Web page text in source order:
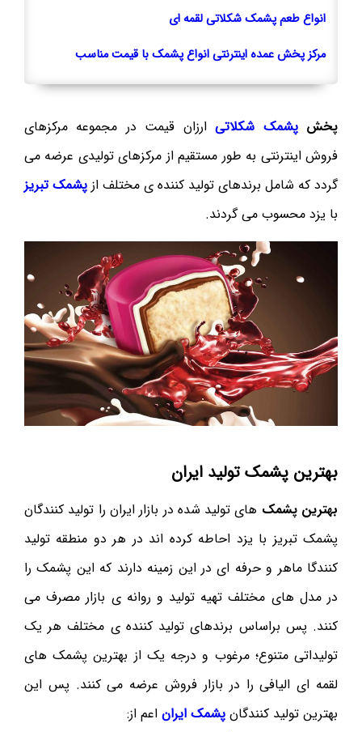
انواع طعم پشمک شکلاتی لقمه ای
مرکز پخش عمده اینترنتی انواع پشمک با قیمت مناسب
پخشپشمک شکلاتیارزان قیمت در مجموعه مرکزهای
فروش اینترنتی به طور مستقیم از مرکزهای تولیدی عرضه می
گردد که شامل برندهای تولید کننده ی مختلف از پشمک تبریز
با یزد محسوب می گردند.
بهترین پشمک تولید ایران
بهترین پشمک های تولید شده در بازار ایران را تولید کنندگان
پشمک تبریز با یزد احاطه کرده اند در هر دو منطقه تولید
کنندگا ماهر و حرفه ای در این زمینه دارند که این پشمک را
در مدل های مختلف تهیه تولید و روانه ی بازار مصرف می
کنند. پس براساس برندهای تولید کننده ی مختلف هر یک
تولیداتی متنوع؛ مرغوب و درجه یک از بهترین پشمک های
لقمه ای الیافی را در بازار فروش عرضه می کنند. پس این
بهترین تولید کنندگان پشمک ایران اعم از: